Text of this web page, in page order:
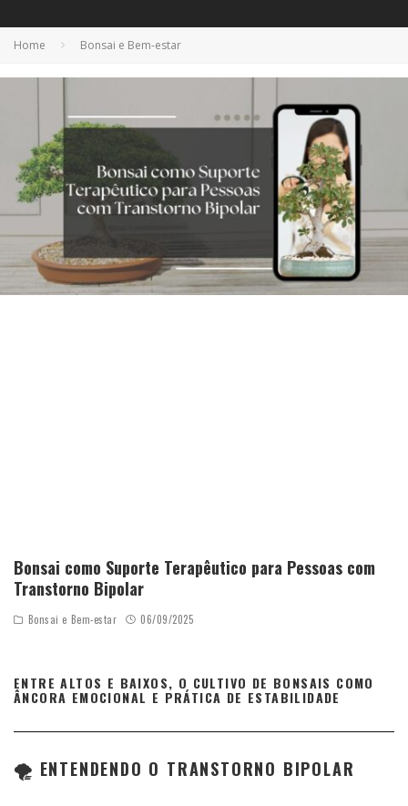
Home Bonsai e Bem-estar
Bonsai como Suporte Terapêutico para Pessoas com
Transtorno Bipolar
Bonsai e Bem-estar 06/09/2025
ENTRE ALTOS E BAIXOS, O CULTIVO DE BONSAIS COMO
ÂNCORA EMOCIONAL E PRÁTICA DE ESTABILIDADE
🌪️ ENTENDENDO O TRANSTORNO BIPOLAR